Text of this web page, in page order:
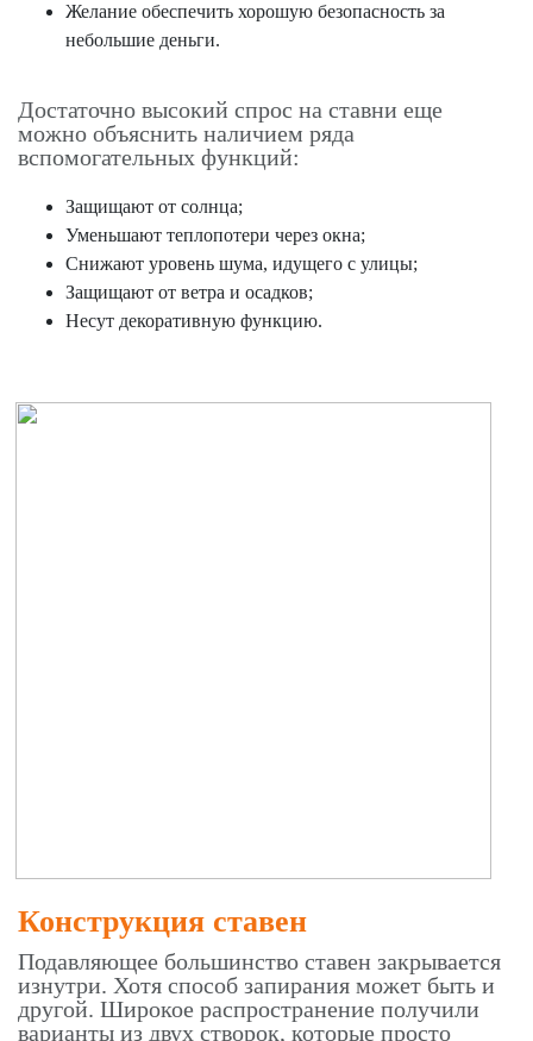
Желание обеспечить хорошую безопасность за
небольшие деньги.
Достаточно высокий спрос на ставни еще
можно объяснить наличием ряда
вспомогательных функций:
Защищают от солнца;
Уменьшают теплопотери через окна;
Снижают уровень шума, идущего с улицы;
Защищают от ветра и осадков;
Несут декоративную функцию.
Конструкция ставен
Подавляющее большинство ставен закрывается
изнутри. Хотя способ запирания может быть и
другой. Широкое распространение получили
варианты из двух створок, которые просто